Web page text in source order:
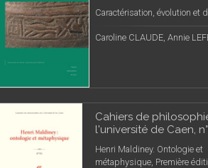
Caractérisation, évolution et
Caroline CLAUDE, Annie
Cahiers de
l'université de Caen,
Henri Maldiney. Ontologie et
métaphysique, Première